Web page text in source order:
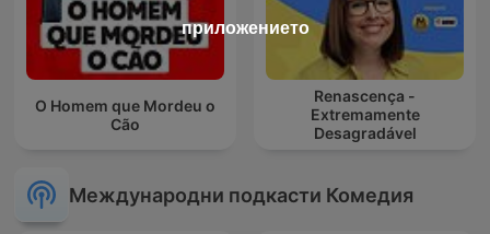
O Homem que Mordeu o
Cão
Renascença -
Extremamente
Desagradável
Международни подкасти Комедия
приложението